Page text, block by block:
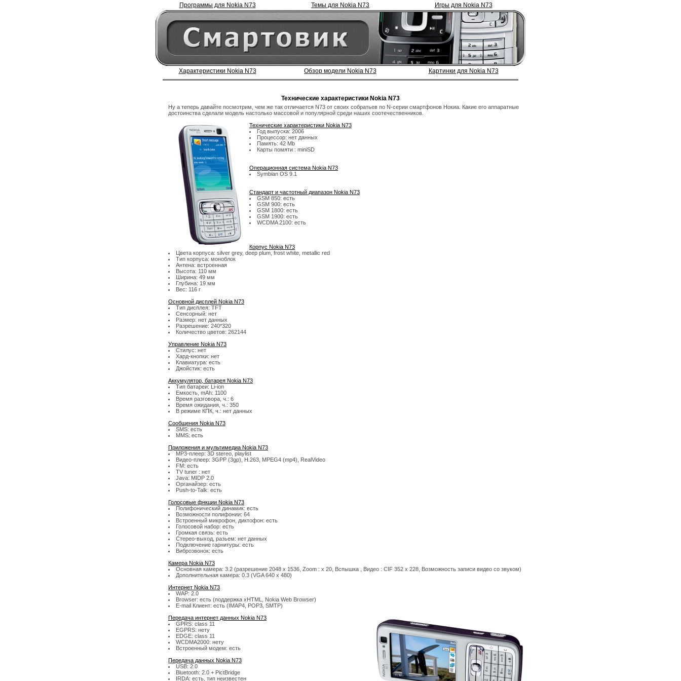
Программы для Nokia N73 Темы для Nokia N73 Игры для Nokia N73
Характеристики Nokia N73 Обзор модели Nokia N73 Картинки для Nokia N73
Технические характеристики Nokia N73
Ну а теперь давайте посмотрим, чем же так отличается N73 от своих собратьев по N-серии смартфонов Нокиа. Какие его аппаратные
достоинства сделали модель настолько массовой и популярной среди наших соотечественников.
Технические характеристики Nokia N73
Год выпуска: 2006
Процессор: нет данных
Память: 42 Mb
Карты помяти : miniSD
Операционная система Nokia N73
Symbian OS 9.1
Стандарт и частотный диапазон Nokia N73
GSM 850: есть
GSM 900: есть
GSM 1800: есть
GSM 1900: есть
WCDMA 2100: есть
Корпус Nokia N73
Цвета корпуса: silver grey, deep plum, frost white, metallic red
Тип корпуса: моноблок
Антена: встроенная
Высота: 110 мм
Ширина: 49 мм
Глубина: 19 мм
Вес: 116 г
Основной дисплей Nokia N73
Тип дисплея: TFT
Сенсорный: нет
Размер: нет данных
Разрешение: 240*320
Количество цветов: 262144
Управление Nokia N73
Стилус: нет
Хард-кнопки: нет
Клавиатура: есть
Джойстик: есть
Аккумулятор, батарея Nokia N73
Тип батареи: Li-ion
Емкость, mAh: 1100
Время разговора, ч.: 6
Время ожидания, ч.: 350
В режиме КПК, ч.: нет данных
Сообщения Nokia N73
SMS: есть
MMS: есть
Приложения и мультимедиа Nokia N73
MP3-плеер: 3D stereo, playlist
Видео-плеер: 3GPP (3gp), H.263, MPEG4 (mp4), RealVideo
FM: есть
TV tuner : нет
Java: MIDP 2.0
Органайзер: есть
Push-to-Talk: есть
Голосовые фнкции Nokia N73
Полифонический динамик: есть
Возможности полифонии: 64
Встроенный микрофон, диктофон: есть
Голосовой набор: есть
Громкая связь: есть
Стерео-выход, разьем: нет данных
Подключение гарнитуры: есть
Виброзвонок: есть
Камера Nokia N73
Основная камера: 3.2 (разрешение 2048 x 1536, Zoom : x 20, Вспышка , Видео : CIF 352 x 228, Возможность записи видео со звуком)
Дополнительная камера: 0.3 (VGA 640 x 480)
Интернет Nokia N73
WAP: 2.0
Browser: есть (поддержка xHTML, Nokia Web Browser)
E-mail Клиент: есть (IMAP4, POP3, SMTP)
Передача интернет данных Nokia N73
GPRS: class 11
EGPRS: нету
EDGE: class 11
WCDMA2000: нету
Встроенный модем: есть
Передача данных Nokia N73
USB: 2.0
Bluetooth: 2.0 + PictBridge
IRDA: есть, тип неизвестен